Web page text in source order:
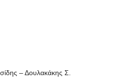
– Δουλακάκης Σ.